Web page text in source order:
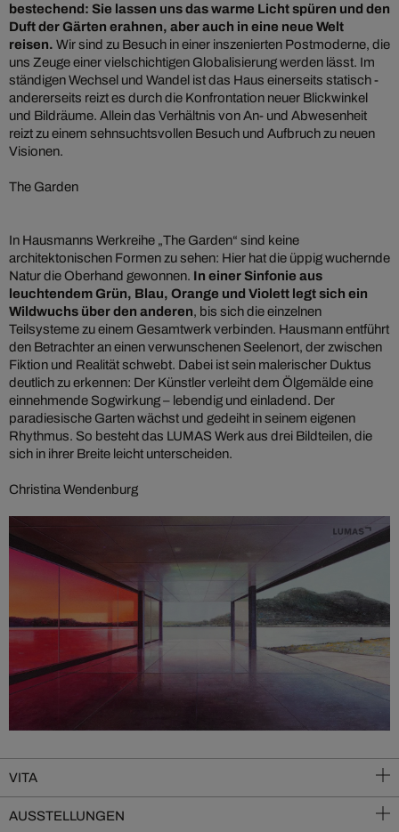
bestechend: Sie lassen uns das warme Licht spüren und den
Duft der Gärten erahnen, aber auch in eine neue Welt
reisen. Wir sind zu Besuch in einer inszenierten Postmoderne, die
uns Zeuge einer vielschichtigen Globalisierung werden lässt. Im
ständigen Wechsel und Wandel ist das Haus einerseits statisch -
andererseits reizt es durch die Konfrontation neuer Blickwinkel
und Bildräume. Allein das Verhältnis von An- und Abwesenheit
reizt zu einem sehnsuchtsvollen Besuch und Aufbruch zu neuen
Visionen.
The Garden
In Hausmanns Werkreihe „The Garden“ sind keine
architektonischen Formen zu sehen: Hier hat die üppig wuchernde
Natur die Oberhand gewonnen. In einer Sinfonie aus
leuchtendem Grün, Blau, Orange und Violett legt sich ein
Wildwuchs über den anderen, bis sich die einzelnen
Teilsysteme zu einem Gesamtwerk verbinden. Hausmann entführt
den Betrachter an einen verwunschenen Seelenort, der zwischen
Fiktion und Realität schwebt. Dabei ist sein malerischer Duktus
deutlich zu erkennen: Der Künstler verleiht dem Ölgemälde eine
einnehmende Sogwirkung – lebendig und einladend. Der
paradiesische Garten wächst und gedeiht in seinem eigenen
Rhythmus. So besteht das LUMAS Werk aus drei Bildteilen, die
sich in ihrer Breite leicht unterscheiden.
Christina Wendenburg
VITA
AUSSTELLUNGEN